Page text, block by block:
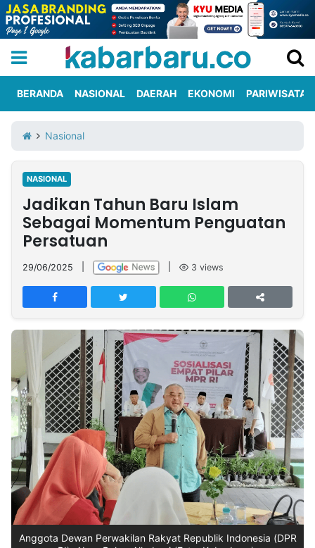
Iklan
Berita
Kami
Nasional
International
Olahraga
Entertainment
Daerah
Pariwisata
Kuliner
Kolom
Network
PT
TREETAN
INDONESIA
Partner
Insight
NTB
Suara
Time
Lens
IDN
Daily
Jogja
Jalan
Rakyat
Idealita
News
Kita
Notice
Dinamikapost.com
Radar
Baru
Seedbacklink
Follow
Kabarbaru
BERANDA NASIONAL DAERAH EKONOMI PARIWISATA
Nasional
NASIONAL
Jadikan Tahun Baru Islam
Sebagai Momentum Penguatan
Persatuan
29/06/2025 3 views
Anggota Dewan Perwakilan Rakyat Republik Indonesia (DPR